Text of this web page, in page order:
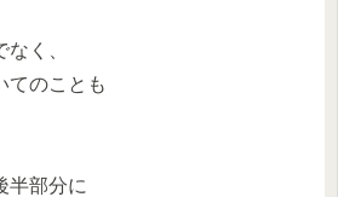
く、
てのことも
半部分に